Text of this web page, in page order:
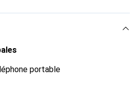
choix pour le client exigeant.
portable